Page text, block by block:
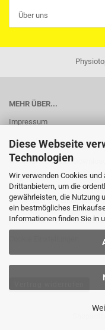
Diese Webseite
Technologien
Wir verwenden Cookies
Drittanbietern, um die
gewährleisten, die Nutzung
ein bestmögliches
Informationen finden Sie in
Über uns
MEHR ÜBER...
Impressum
Widerrufsrecht
Widerrufsformular-Download
AGB
Liefer- und Versandkosten
Privatsphäre und